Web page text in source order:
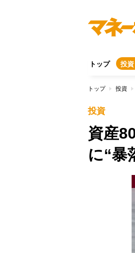
トップ 投資
トップ 投資
投資
資産
に“暴